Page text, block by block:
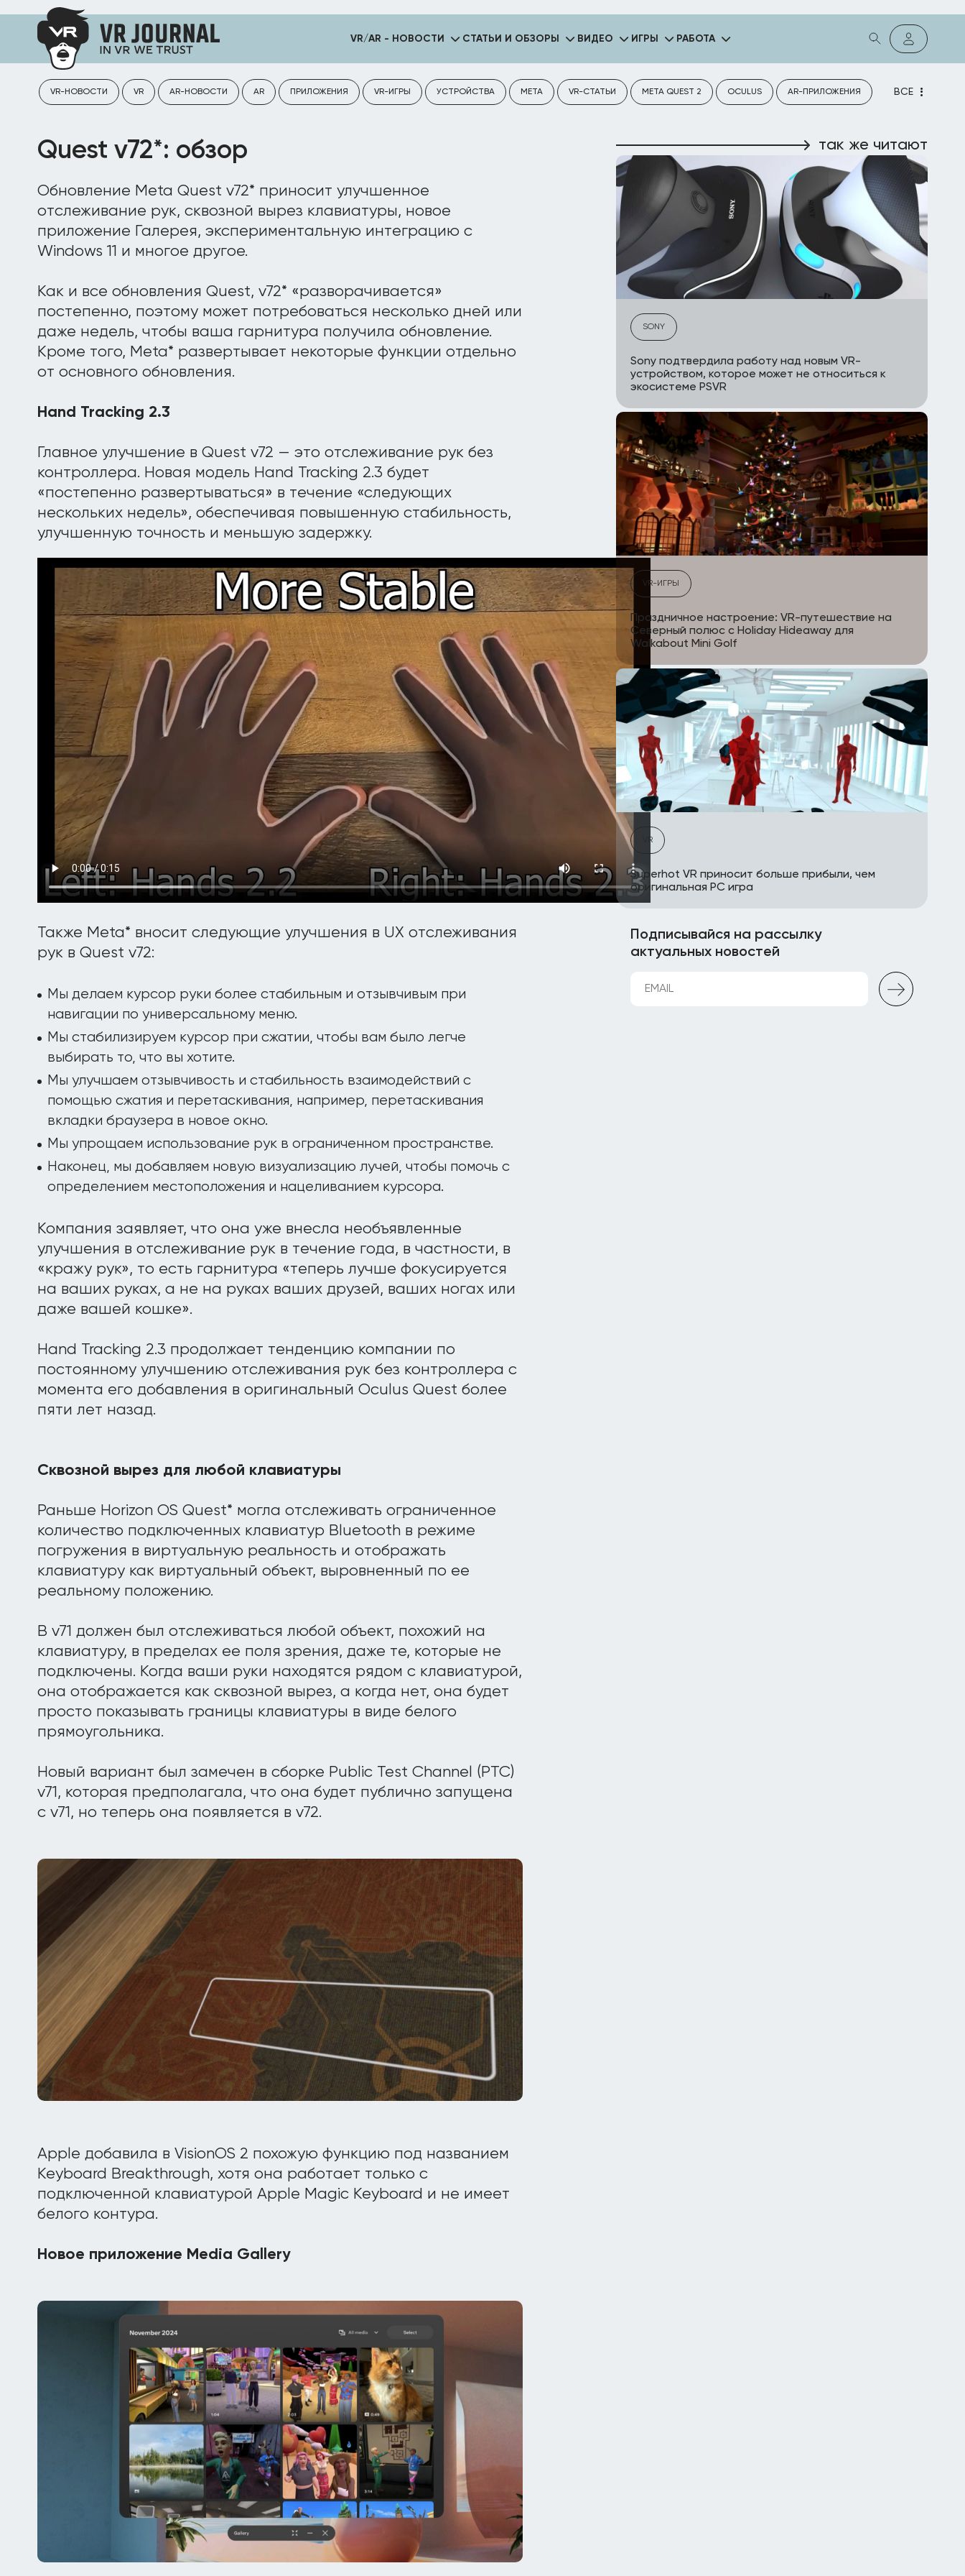
VR/AR - НОВОСТИ СТАТЬИ И ОБЗОРЫ ВИДЕО ИГРЫ РАБОТА
VR-НОВОСТИ VR AR-НОВОСТИ AR ПРИЛОЖЕНИЯ VR-ИГРЫ УСТРОЙСТВА META VR-СТАТЬИ META QUEST 2 OCULUS AR-ПРИЛОЖЕНИЯ ВСЕ
Quest v72*: обзор
Обновление Meta Quest v72* приносит улучшенное
отслеживание рук, сквозной вырез клавиатуры, новое
приложение Галерея, экспериментальную интеграцию с
Windows 11 и многое другое.
Как и все обновления Quest, v72* «разворачивается»
постепенно, поэтому может потребоваться несколько дней или
даже недель, чтобы ваша гарнитура получила обновление.
Кроме того, Meta* развертывает некоторые функции отдельно
от основного обновления.
Hand Tracking 2.3
Главное улучшение в Quest v72 — это отслеживание рук без
контроллера. Новая модель Hand Tracking 2.3 будет
«постепенно развертываться» в течение «следующих
нескольких недель», обеспечивая повышенную стабильность,
улучшенную точность и меньшую задержку.
Также Meta* вносит следующие улучшения в UX отслеживания
рук в Quest v72:
Мы делаем курсор руки более стабильным и отзывчивым при
навигации по универсальному меню.
Мы стабилизируем курсор при сжатии, чтобы вам было легче
выбирать то, что вы хотите.
Мы улучшаем отзывчивость и стабильность взаимодействий с
помощью сжатия и перетаскивания, например, перетаскивания
вкладки браузера в новое окно.
Мы упрощаем использование рук в ограниченном пространстве.
Наконец, мы добавляем новую визуализацию лучей, чтобы помочь с
определением местоположения и нацеливанием курсора.
Компания заявляет, что она уже внесла необъявленные
улучшения в отслеживание рук в течение года, в частности, в
«кражу рук», то есть гарнитура «теперь лучше фокусируется
на ваших руках, а не на руках ваших друзей, ваших ногах или
даже вашей кошке».
Hand Tracking 2.3 продолжает тенденцию компании по
постоянному улучшению отслеживания рук без контроллера с
момента его добавления в оригинальный Oculus Quest более
пяти лет назад.
Сквозной вырез для любой клавиатуры
Раньше Horizon OS Quest* могла отслеживать ограниченное
количество подключенных клавиатур Bluetooth в режиме
погружения в виртуальную реальность и отображать
клавиатуру как виртуальный объект, выровненный по ее
реальному положению.
В v71 должен был отслеживаться любой объект, похожий на
клавиатуру, в пределах ее поля зрения, даже те, которые не
подключены. Когда ваши руки находятся рядом с клавиатурой,
она отображается как сквозной вырез, а когда нет, она будет
просто показывать границы клавиатуры в виде белого
прямоугольника.
Новый вариант был замечен в сборке Public Test Channel (PTC)
v71, которая предполагала, что она будет публично запущена
с v71, но теперь она появляется в v72.
Apple добавила в VisionOS 2 похожую функцию под названием
Keyboard Breakthrough, хотя она работает только с
подключенной клавиатурой Apple Magic Keyboard и не имеет
белого контура.
Новое приложение Media Gallery
так же читают
SONY
Sony подтвердила работу над новым VR-
устройством, которое может не относиться к
экосистеме PSVR
VR-ИГРЫ
Праздничное настроение: VR-путешествие на
Северный полюс c Holiday Hideaway для
Walkabout Mini Golf
VR
Superhot VR приносит больше прибыли, чем
оригинальная PC игра
Подписывайся на рассылку
актуальных новостей